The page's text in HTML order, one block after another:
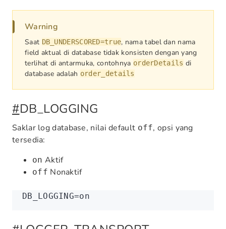
Warning
Saat DB_UNDERSCORED=true, nama tabel dan nama
field aktual di database tidak konsisten dengan yang
terlihat di antarmuka, contohnya orderDetails di
database adalah order_details
#DB_LOGGING
Saklar log database, nilai default off, opsi yang
tersedia:
on Aktif
off Nonaktif
DB_LOGGING=on